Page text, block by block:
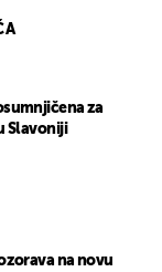
za
Slavoniji
na novu